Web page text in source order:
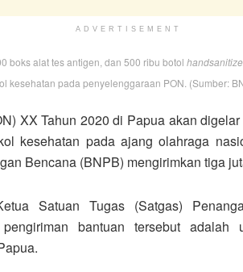
ADVERTISEMENT
boks alat tes antigen, dan 500 ribu botol
kesehatan pada penyelenggaraan PON. (Sumber:
XX Tahun 2020 di Papua akan
kesehatan pada ajang olahraga
Bencana (BNPB) mengirimkan tiga
Satuan Tugas (Satgas)
bantuan tersebut